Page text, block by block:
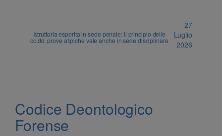
Istruttoria esperita in sede penale: il principio delle
cc.dd. prove atipiche vale anche in sede disciplinare
27
Luglio
2026
Codice Deontologico
Forense